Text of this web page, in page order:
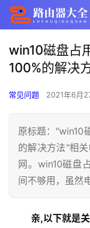
win10磁盘占
100%的解决
常见问题 2021年6月
原标题："win10
的解决方法"相
网。win10磁盘
间不够用，虽然
亲,以下就是